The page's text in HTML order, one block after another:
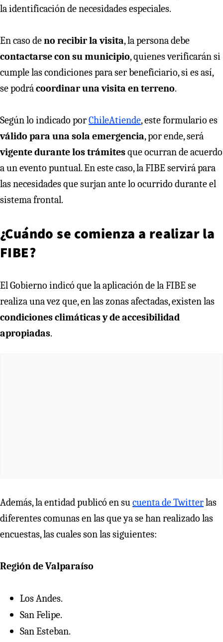
la identificación de necesidades especiales.
En caso deno recibir la visita, la persona debe
contactarse con su municipio, quienes verificarán si
cumple las condiciones para ser beneficiario, si es así,
se podrácoordinar una visita en terreno.
Según lo indicado porChileAtiende, este formulario es
válido para una sola emergencia, por ende, será
vigente durante los trámitesque ocurran de acuerdo
a un evento puntual. En este caso, la FIBE servirá para
las necesidades que surjan ante lo ocurrido durante el
sistema frontal.
¿Cuándo se comienza a realizar la
FIBE?
El Gobierno indicó que la aplicación de la FIBE se
realiza una vez que, en las zonas afectadas, existen las
condiciones climáticas y de accesibilidad
apropiadas.
Además, la entidad publicó en sucuenta de Twitterlas
diferentes comunas en las que ya se han realizado las
encuestas, las cuales son las siguientes:
Región de Valparaíso
Los Andes.
San Felipe.
San Esteban.